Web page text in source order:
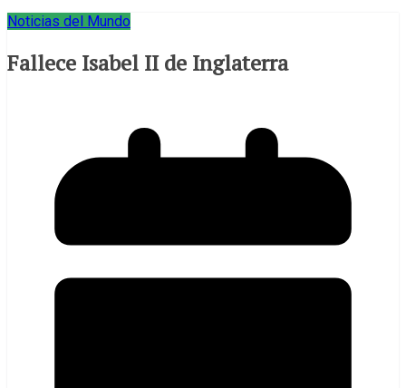
Noticias del Mundo
Fallece Isabel II de Inglaterra